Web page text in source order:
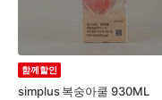
simplus 복숭아쿨 930ML
함께할인